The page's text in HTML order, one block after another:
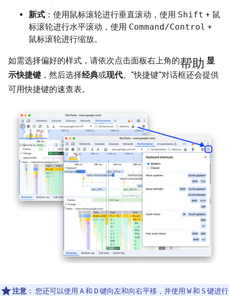
新式 ：使用鼠标滚轮进行垂直滚动，使用 Shift + 鼠
标滚轮进行水平滚动，使用 Command/Control +
鼠标滚轮进行缩放。
如需选择偏好的样式，请依次点击面板右上角的帮助 显
示快捷键 ，然后选择经典或现代。“快捷键”对话框还会提供
可用快捷键的速查表。
注意 ： 您还可以使用 A和 D键向左和向右平移，并使用 W和 S键进行